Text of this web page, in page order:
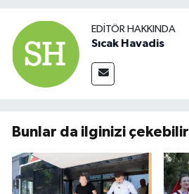
EDITÖR HAKKINDA
Sıcak Havadis
Bunlar da ilginizi çekebilir